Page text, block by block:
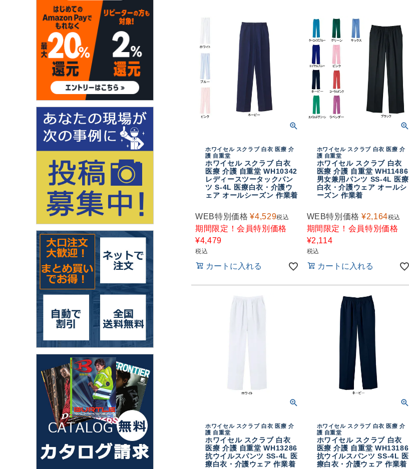
ホワイセル スクラブ 白衣 医療 介
護 自重堂
ホワイセル スクラブ 白衣
医療 介護 自重堂 WH10342
レディースツータックパン
ツ S-4L 医療白衣・介護ウ
ェア オールシーズン 作業着
WEB特別価格 ¥4,529税込
期間限定！会員特別価格
¥4,479
税込
カートに入れる
ホワイセル スクラブ 白衣 医療 介
護 自重堂
ホワイセル スクラブ 白衣
医療 介護 自重堂 WH11486
男女兼用パンツ SS-4L 医療
白衣・介護ウェア オールシ
ーズン 作業着
WEB特別価格 ¥2,164税込
期間限定！会員特別価格
¥2,114
税込
カートに入れる
ホワイセル スクラブ 白衣 医療 介
護 自重堂
ホワイセル スクラブ 白衣
医療 介護 自重堂 WH13286
抗ウイルスパンツ SS-4L 医
療白衣・介護ウェア 作業着
ホワイセル スクラブ 白衣 医療 介
護 自重堂
ホワイセル スクラブ 白衣
医療 介護 自重堂 WH13186
抗ウイルスパンツ SS-4L 医
療白衣・介護ウェア 作業着